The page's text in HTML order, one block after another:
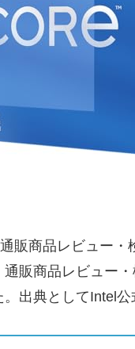
販商品レビュー
通販商品レビュー
出典としてIntel